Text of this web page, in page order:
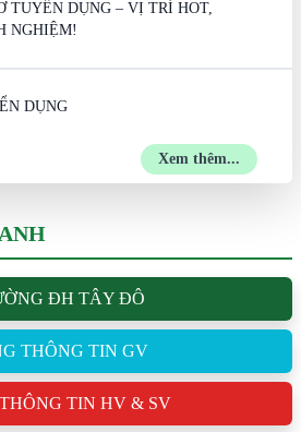
TUYỂN DỤNG – VỊ TRÍ HOT,
NGHIỆM!
DỤNG
Xem thêm...
ĐH TÂY ĐÔ
THÔNG TIN GV
TIN HV & SV